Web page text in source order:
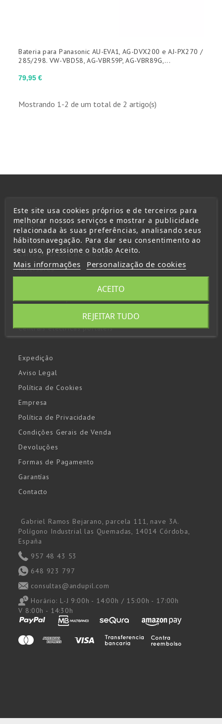
Preço
79,95 €
Bateria para Panasonic AU-EVA1, AG-DVX200 e AJ-PX270 /
285/298. VW-VBD58, AG-VBR59P, AG-VBR89G,...
Mostrando 1-2 de um total de 2 artigo(s)
Baterias
Pilhas
Carregadores e alimentadores
Inversores
Arrancadores y booster
Centrais eléctricas portáteis
Expedição
Aviso Legal
Política de Cookies
Empresa
Política de Privacidade
Condições Gerais de Venda
Devoluções
Formas de Pagamento
Garantías
Contacto
Gabriel Ramos Bejarano, parcela 111, nave 3A.
Polígono Industrial las Quemadas, 14014 Córdoba,
España
957 48 43 53
648 923 797
consultas@andupil.com
Horário: L-J 9:00h - 14:00h / 15:00h - 17:00h
V 8:00h - 14:30h
Este site usa cookies próprios e de terceiros para
melhorar nossos serviços e mostrar a publicidade
relacionada às suas preferências, analisando seus
hábitosnavegação. Para dar seu consentimento ao
seu uso, pressione o botão Aceito.
Mais informações Personalização de cookies
REJEITAR TUDO
ACEITO